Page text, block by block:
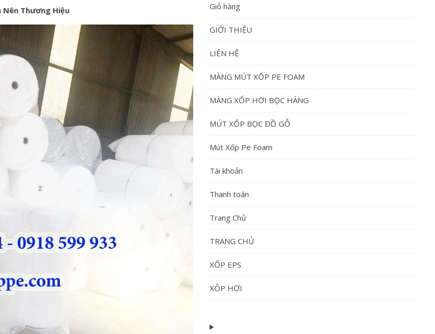
Nên Thương Hiệu Giỏ hàng
GIỚI THIỆU
LIÊN HỆ
MÀNG MÚT XỐP PE FOAM
MÀNG XỐP HƠI BỌC HÀNG
MÚT XỐP BỌC ĐỒ GỖ
Mút Xốp Pe Foam
Tài khoản
Thanh toán
Trang Chủ
TRANG CHỦ
XỐP EPS
XÔP HƠI